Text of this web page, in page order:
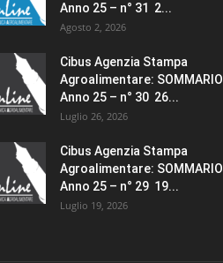
Anno 25 – n° 31 2...
Agosto 2, 2026
Cibus Agenzia Stampa
Agroalimentare: SOMMARIO
Anno 25 – n° 30 26...
Luglio 26, 2026
Cibus Agenzia Stampa
Agroalimentare: SOMMARIO
Anno 25 – n° 29 19...
Luglio 19, 2026